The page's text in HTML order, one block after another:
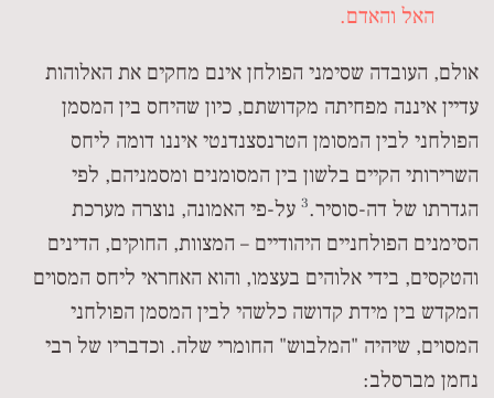
האל והאדם.
אולם, העובדה שסימני הפולחן אינם מחקים את האלוהות
עדיין איננה מפחיתה מקדושתם, כיון שהיחס בין המסמן
הפולחני לבין המסומן הטרנסצנדנטי איננו דומה ליחס
השרירותי הקיים בלשון בין המסומנים ומסמניהם, לפי
הגדרתו של דה-סוסיר.3 על-פי האמונה, נוצרה מערכת
הסימנים הפולחניים היהודיים – המצוות, החוקים, הדינים
והטקסים, בידי אלוהים בעצמו, והוא האחראי ליחס המסוים
המקדש בין מידת קדושה כלשהי לבין המסמן הפולחני
המסוים, שיהיה "המלבוש" החומרי שלה. וכדבריו של רבי
נחמן מברסלב: